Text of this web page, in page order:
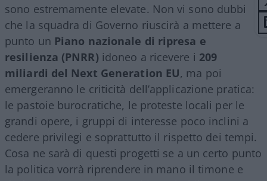
sono estremamente elevate. Non vi sono dubbi
che la squadra di Governo riuscirà a mettere a
punto un Piano nazionale di ripresa e
resilienza (PNRR) idoneo a ricevere i 209
miliardi del Next Generation EU, ma poi
emergeranno le criticità dell’applicazione pratica:
le pastoie burocratiche, le proteste locali per le
grandi opere, i gruppi di interesse poco inclini a
cedere privilegi e soprattutto il rispetto dei tempi.
Cosa ne sarà di questi progetti se a un certo punto
la politica vorrà riprendere in mano il timone e